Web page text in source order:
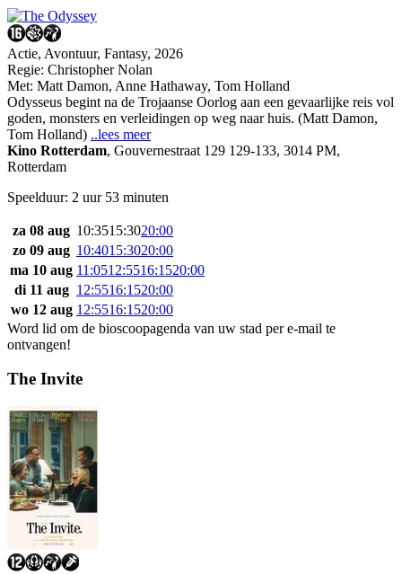
Actie, Avontuur, Fantasy, 2026
Regie: Christopher Nolan
Met: Matt Damon, Anne Hathaway, Tom Holland
Odysseus begint na de Trojaanse Oorlog aan een gevaarlijke reis vol
goden, monsters en verleidingen op weg naar huis. (Matt Damon,
Tom Holland) ..lees meer
Kino Rotterdam, Gouvernestraat 129 129-133, 3014 PM,
Rotterdam
Speelduur: 2 uur 53 minuten
za 08 aug 10:3515:3020:00
zo 09 aug 10:4015:3020:00
ma 10 aug 11:0512:5516:1520:00
di 11 aug 12:5516:1520:00
wo 12 aug 12:5516:1520:00
Word lid om de bioscoopagenda van uw stad per e-mail te
ontvangen!
The Invite